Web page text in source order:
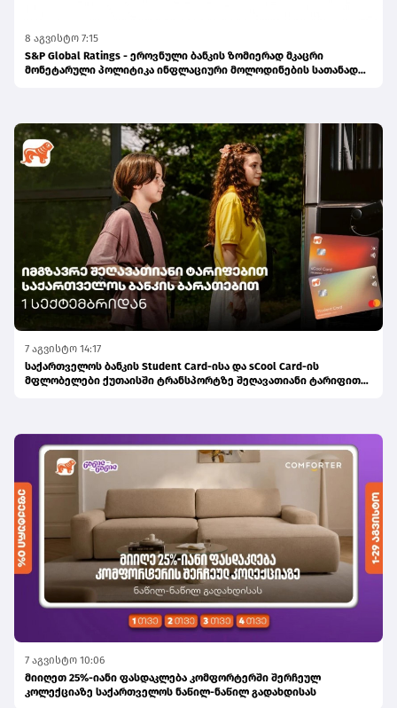
8 აგვისტო 7:15
S&P Global Ratings - ეროვნული ბანკის ზომიერად მკაცრი
მონეტარული პოლიტიკა ინფლაციური მოლოდინების სათანადო
7 აგვისტო 14:17
საქართველოს ბანკის Student Card-ისა და sCool Card-ის
მფლობელები ქუთაისში ტრანსპორტზე შეღავათიანი ტარიფით
7 აგვისტო 10:06
მიიღეთ 25%-იანი ფასდაკლება კომფორტერში შერჩეულ
კოლექციაზე საქართველოს ნაწილ-ნაწილ გადახდისას